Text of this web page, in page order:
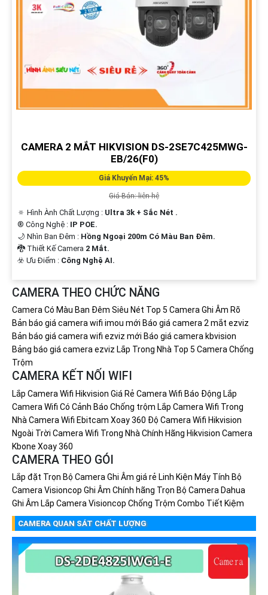
CAMERA 2 MẮT HIKVISION DS-2SE7C425MWG-
EB/26(F0)
Giá Khuyến Mại: 45%
Giá Bán: liên hệ
🔅 Hình Ành Chất Lượng : Ultra 3k + Sắc Nét .
®️ Công Nghệ : IP POE.
🌙 Nhìn Ban Đêm : Hồng Ngoại 200m Có Màu Ban Ðêm.
🐉️ Thiết Kế Camera 2 Mắt.
️☣️ Ưu Điểm : Công Nghệ AI.
CAMERA THEO CHỨC NĂNG
Camera Có Màu Ban Đêm Siêu Nét Top 5 Camera Ghi Âm Rõ
Bản báo giá camera wifi imou mới Báo giá camera 2 mắt ezviz
Bản báo giá camera wifi ezviz mới Báo giá camera kbvision
Bảng báo giá camera ezviz Lắp Trong Nhà Top 5 Camera Chống
Trộm
CAMERA KẾT NỐI WIFI
Lắp Camera Wifi Hikvision Giá Rẻ Camera Wifi Báo Động Lắp
Camera Wifi Có Cảnh Báo Chống trộm Lắp Camera Wifi Trong
Nhà Camera Wifi Ebitcam Xoay 360 Độ Camera Wifi Hikvision
Ngoài Trời Camera Wifi Trong Nhà Chính Hãng Hikvision Camera
Kbone Xoay 360
CAMERA THEO GÓI
Lắp đặt Trọn Bộ Camera Ghi Âm giá rẻ Linh Kiện Máy Tính Bộ
Camera Visioncop Ghi Âm Chính hãng Trọn Bộ Camera Dahua
Ghi Âm Lắp Camera Visioncop Chống Trộm Combo Tiết Kiệm
CAMERA QUAN SÁT CHẤT LƯỢNG